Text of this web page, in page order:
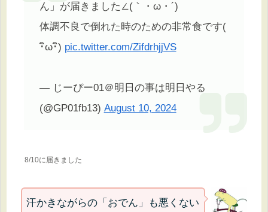
ん」が届きました∠(｀・ω・´)
体調不良で倒れた時のための非常食です(
･ิω･ิ) pic.twitter.com/ZifdrhjjVS
— じーぴー01＠明日の事は明日やる
(@GP01fb13) August 10, 2024
8/10に届きました
汗かきながらの「おでん」も悪くない